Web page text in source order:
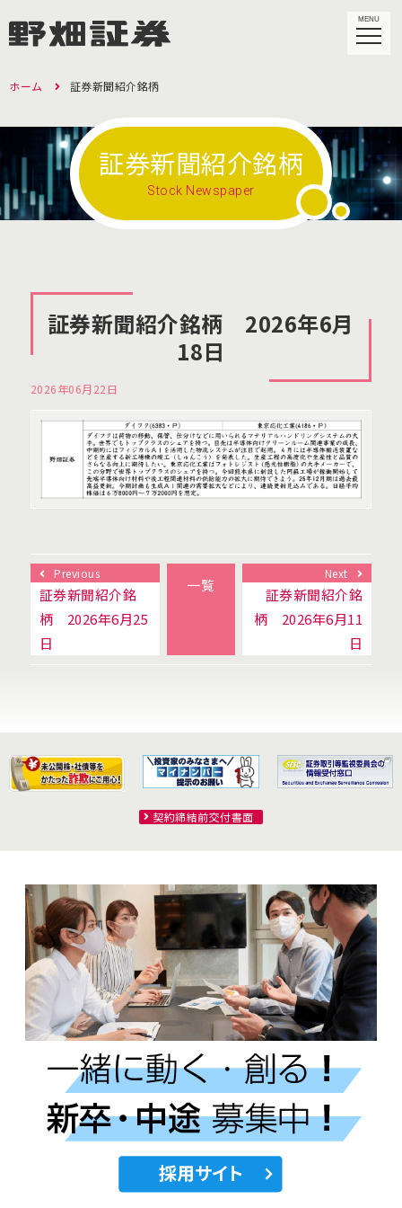
MENU
ホーム 証券新聞紹介銘柄
証券新聞紹介銘柄
Stock Newspaper
証券新聞紹介銘柄 2026年6月
18日
2026年06月22日
Previous
証券新聞紹介銘
柄 2026年6月25
日
一覧
Next
証券新聞紹介銘
柄 2026年6月11
日
契約締結前交付書面